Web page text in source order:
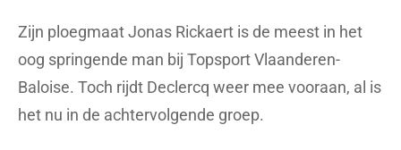
Zijn ploegmaat Jonas Rickaert is de meest in het
oog springende man bij Topsport Vlaanderen-
Baloise. Toch rijdt Declercq weer mee vooraan, al is
het nu in de achtervolgende groep.